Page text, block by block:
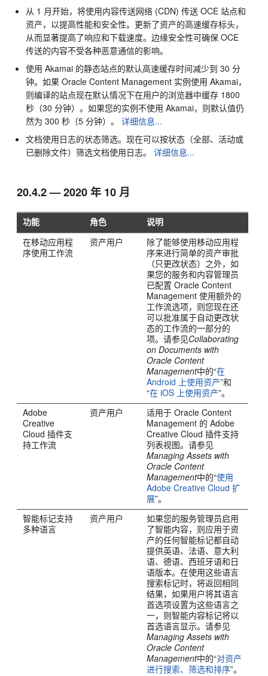
从 1 月开始，将使用内容传送网络 (CDN) 传送 OCE 站点和
资产，以提高性能和安全性。更新了资产的高速缓存标头，
从而显著提高了响应和下载速度。边缘安全性可确保 OCE
传送的内容不受各种恶意通信的影响。
使用 Akamai 的静态站点的默认高速缓存时间减少到 30 分
钟。如果Oracle Content Management 实例使用 Akamai，
则编译的站点现在默认情况下在用户的浏览器中缓存 1800
秒（30 分钟）。如果您的实例不使用 Akamai，则默认值仍
然为 300 秒（5 分钟）。详细信息...
文档使用日志的状态筛选。现在可以按状态（全部、活动或
已删除文件）筛选文档使用日志。详细信息...
20.4.2 — 2020 年 10 月
功能 角色
说明
在移动应用程
序使用工作流
资产用户
除了能够使用移动应用程
序来进行简单的资产审批
（只更改状态）之外，如
果您的服务和内容管理员
已配置Oracle Content
Management 使用额外的
工作流选项，则您现在还
可以批准属于自动更改状
态的工作流的一部分的
项。请参见Collaborating
on Documents with
Oracle Content
Management中的“在
Android 上使用资产”和
“在 iOS 上使用资产”。
Adobe
Creative
Cloud 插件支
持工作流
资产用户 适用于Oracle Content
Management 的 Adobe
Creative Cloud 插件支持
列表视图。请参见
Managing Assets with
Oracle Content
Management中的“使用
Adobe Creative Cloud 扩
展”。
智能标记支持
多种语言
资产用户
如果您的服务管理员启用
了智能内容，则应用于资
产的任何智能标记都自动
提供英语、法语、意大利
语、德语、西班牙语和日
语版本。在使用这些语言
搜索标记时，将返回相同
结果，如果用户将其语言
首选项设置为这些语言之
一，则智能内容标记将以
首选语言显示。请参见
Managing Assets with
Oracle Content
Management中的“对资产
进行搜索、筛选和排序”。